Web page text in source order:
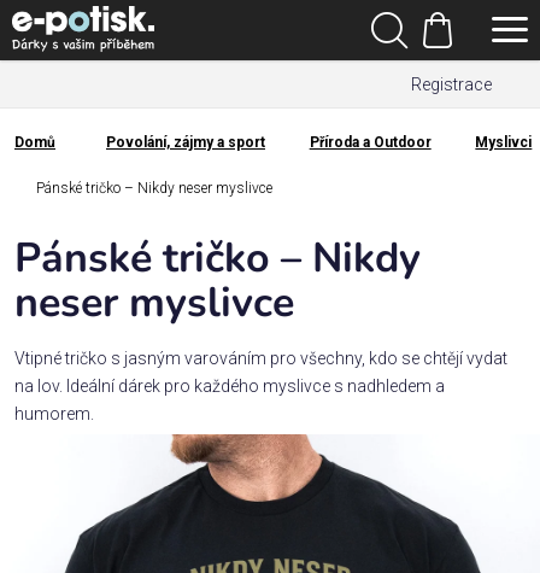
Přejít
na
obsah
Registrace
Hledat
Nákupní
košík
Kategorie
Dárek
Rodina
/
Láska
Domů
Domů Povolání, zájmy a sport Příroda a Outdoor Myslivci
Pánské tričko – Nikdy neser myslivce
Pánské tričko – Nikdy
neser myslivce
Vtipné tričko s jasným varováním pro všechny, kdo se chtějí vydat
na lov. Ideální dárek pro každého myslivce s nadhledem a
humorem.